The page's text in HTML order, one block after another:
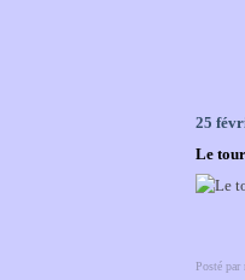
25
Le
Posté